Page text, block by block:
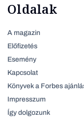
Oldalak
A magazin
Előfizetés
Esemény
Kapcsolat
Könyvek a Forbes
Impresszum
Így dolgozunk